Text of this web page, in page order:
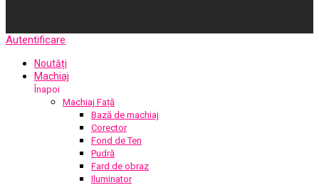
Autentificare
Noutăți
Machiaj
Înapoi
Machiaj Față
Bază de machiaj
Corector
Fond de Ten
Pudră
Fard de obraz
Iluminator